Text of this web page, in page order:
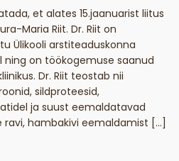
et alates 15.jaanuarist liitus
Maria Riit. Dr. Riit on
Ülikooli arstiteaduskonna
on töökogemuse saanud
Dr. Riit teostab nii
sildproteesid,
ja suust eemaldatavad
ravi, hambakivi eemaldamist […]